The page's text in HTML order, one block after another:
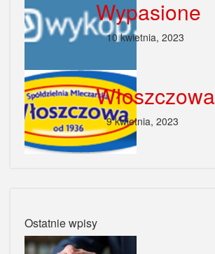
Wypasione
10 kwietnia, 2023
Włoszczowa
9 kwietnia, 2023
Ostatnie wpisy